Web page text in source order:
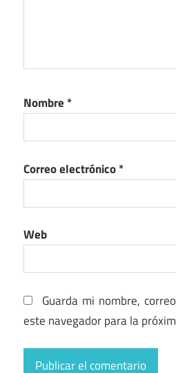
Nombre *
Correo electrónico*
Web
Guarda mi nombre,
este navegador para la